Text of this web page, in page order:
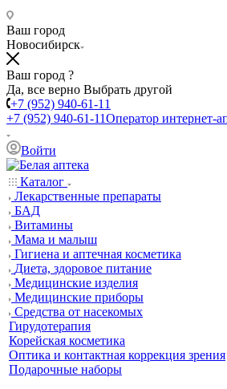
Ваш город
Новосибирск
Ваш город ?
Да, все верно Выбрать другой
+7 (952) 940-61-11
+7 (952) 940-61-11Оператор интернет-
Войти
Каталог
Лекарственные препараты
БАД
Витамины
Мама и малыш
Гигиена и аптечная косметика
Диета, здоровое питание
Медицинские изделия
Медицинские приборы
Средства от насекомых
Гирудотерапия
Корейская косметика
Оптика и контактная коррекция зрения
Подарочные наборы